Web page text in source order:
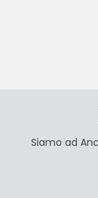
Siamo ad